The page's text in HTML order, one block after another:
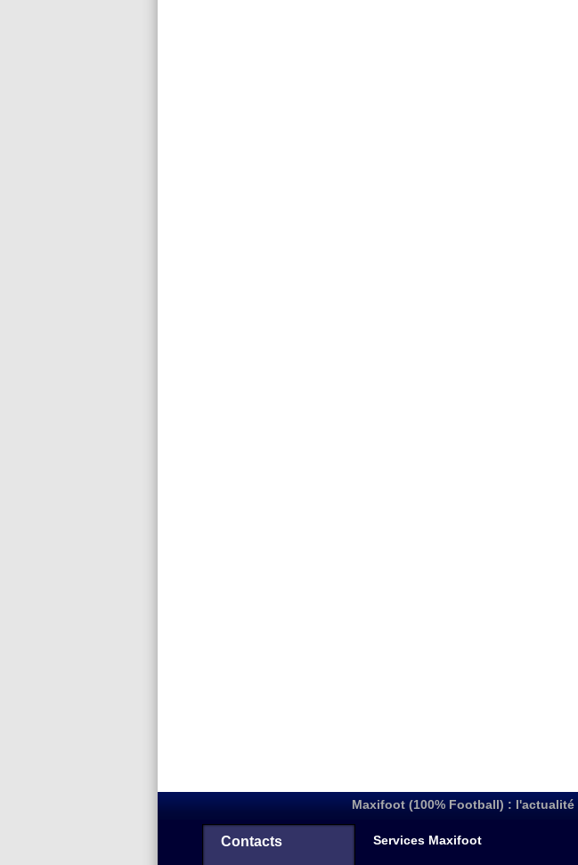
Maxifoot (100% Football) :
Contacts Services Maxifoot